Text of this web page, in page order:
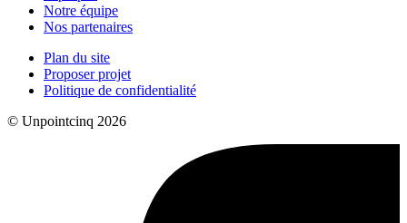
Notre équipe
Nos partenaires
Plan du site
Proposer projet
Politique de confidentialité
© Unpointcinq 2026